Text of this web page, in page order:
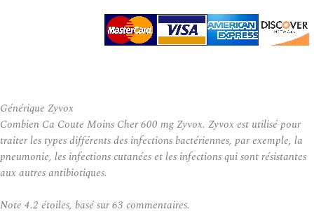
Générique Zyvox
Combien Ca Coute Moins Cher 600 mg Zyvox. Zyvox est utilisé pour
traiter les types différents des infections bactériennes, par exemple, la
pneumonie, les infections cutanées et les infections qui sont résistantes
aux autres antibiotiques.
Note 4.2 étoiles, basé sur63 commentaires.